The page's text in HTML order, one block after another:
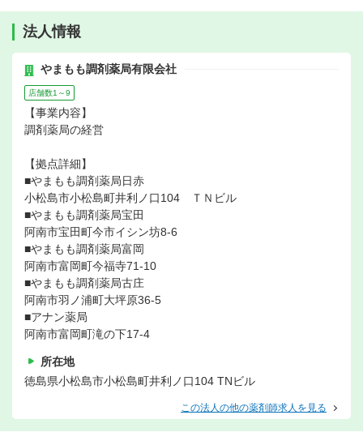
法人情報
やまもも調剤薬局有限会社
店舗数1～9
【事業内容】
調剤薬局の経営
【拠点詳細】
■やまもも調剤薬局日赤
小松島市小松島町井利ノ口104 ＴＮビル
■やまもも調剤薬局宝田
阿南市宝田町今市イシン坊8-6
■やまもも調剤薬局富岡
阿南市富岡町今福寺71-10
■やまもも調剤薬局古庄
阿南市羽ノ浦町大坪原36-5
■アナン薬局
阿南市富岡町滝の下17-4
所在地
徳島県小松島市小松島町井利ノ口104 TNビル
この法人の他の薬剤師求人を見る